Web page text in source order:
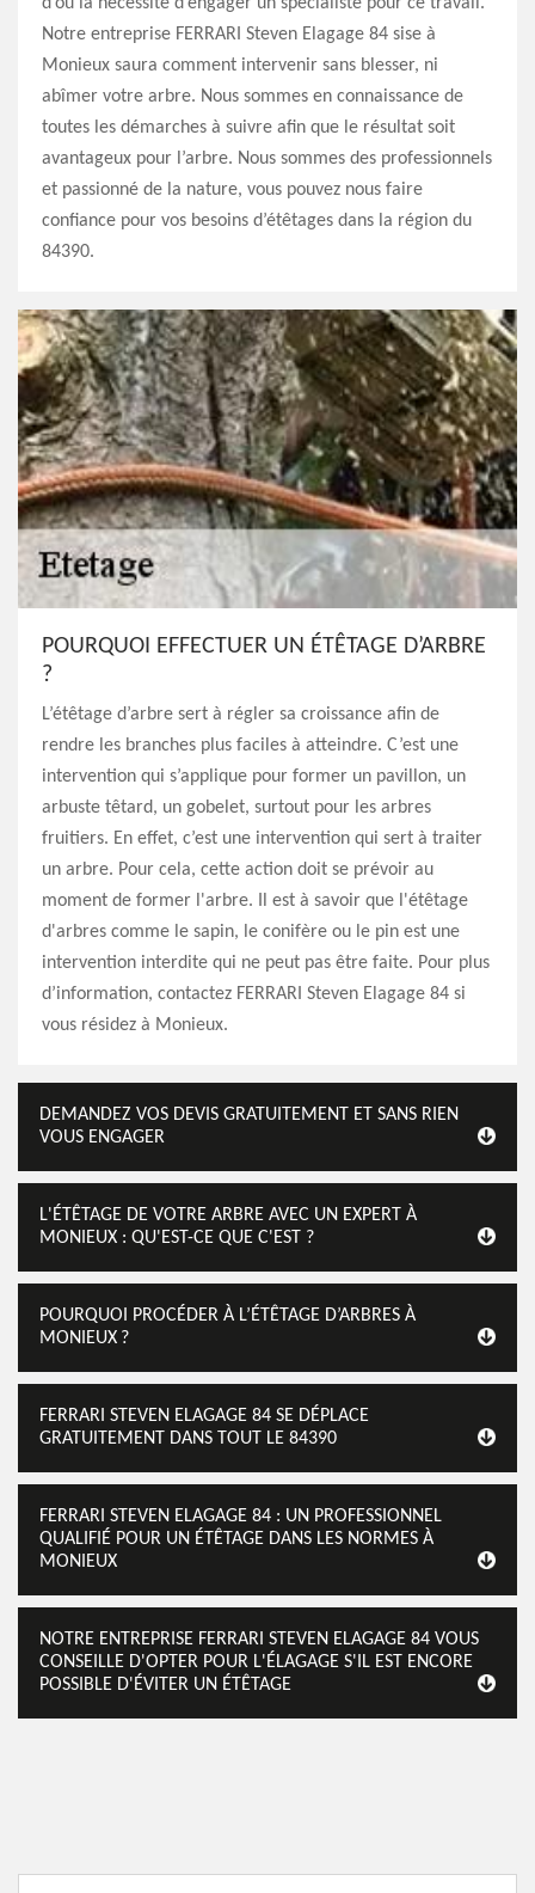
Notre entreprise FERRARI Steven Elagage 84 sise à
Monieux saura comment intervenir sans blesser, ni
abîmer votre arbre. Nous sommes en connaissance de
toutes les démarches à suivre afin que le résultat soit
avantageux pour l’arbre. Nous sommes des professionnels
et passionné de la nature, vous pouvez nous faire
confiance pour vos besoins d’étêtages dans la région du
84390.
POURQUOI EFFECTUER UN ÉTÊTAGE D’ARBRE
?
L’étêtage d’arbre sert à régler sa croissance afin de
rendre les branches plus faciles à atteindre. C’est une
intervention qui s’applique pour former un pavillon, un
arbuste têtard, un gobelet, surtout pour les arbres
fruitiers. En effet, c’est une intervention qui sert à traiter
un arbre. Pour cela, cette action doit se prévoir au
moment de former l'arbre. Il est à savoir que l'étêtage
d'arbres comme le sapin, le conifère ou le pin est une
intervention interdite qui ne peut pas être faite. Pour plus
d’information, contactez FERRARI Steven Elagage 84 si
vous résidez à Monieux.
DEMANDEZ VOS DEVIS GRATUITEMENT ET SANS RIEN
VOUS ENGAGER
L'ÉTÊTAGE DE VOTRE ARBRE AVEC UN EXPERT À
MONIEUX : QU'EST-CE QUE C'EST ?
POURQUOI PROCÉDER À L’ÉTÊTAGE D’ARBRES À
MONIEUX ?
FERRARI STEVEN ELAGAGE 84 SE DÉPLACE
GRATUITEMENT DANS TOUT LE 84390
FERRARI STEVEN ELAGAGE 84 : UN PROFESSIONNEL
QUALIFIÉ POUR UN ÉTÊTAGE DANS LES NORMES À
MONIEUX
NOTRE ENTREPRISE FERRARI STEVEN ELAGAGE 84 VOUS
CONSEILLE D'OPTER POUR L'ÉLAGAGE S'IL EST ENCORE
POSSIBLE D'ÉVITER UN ÉTÊTAGE